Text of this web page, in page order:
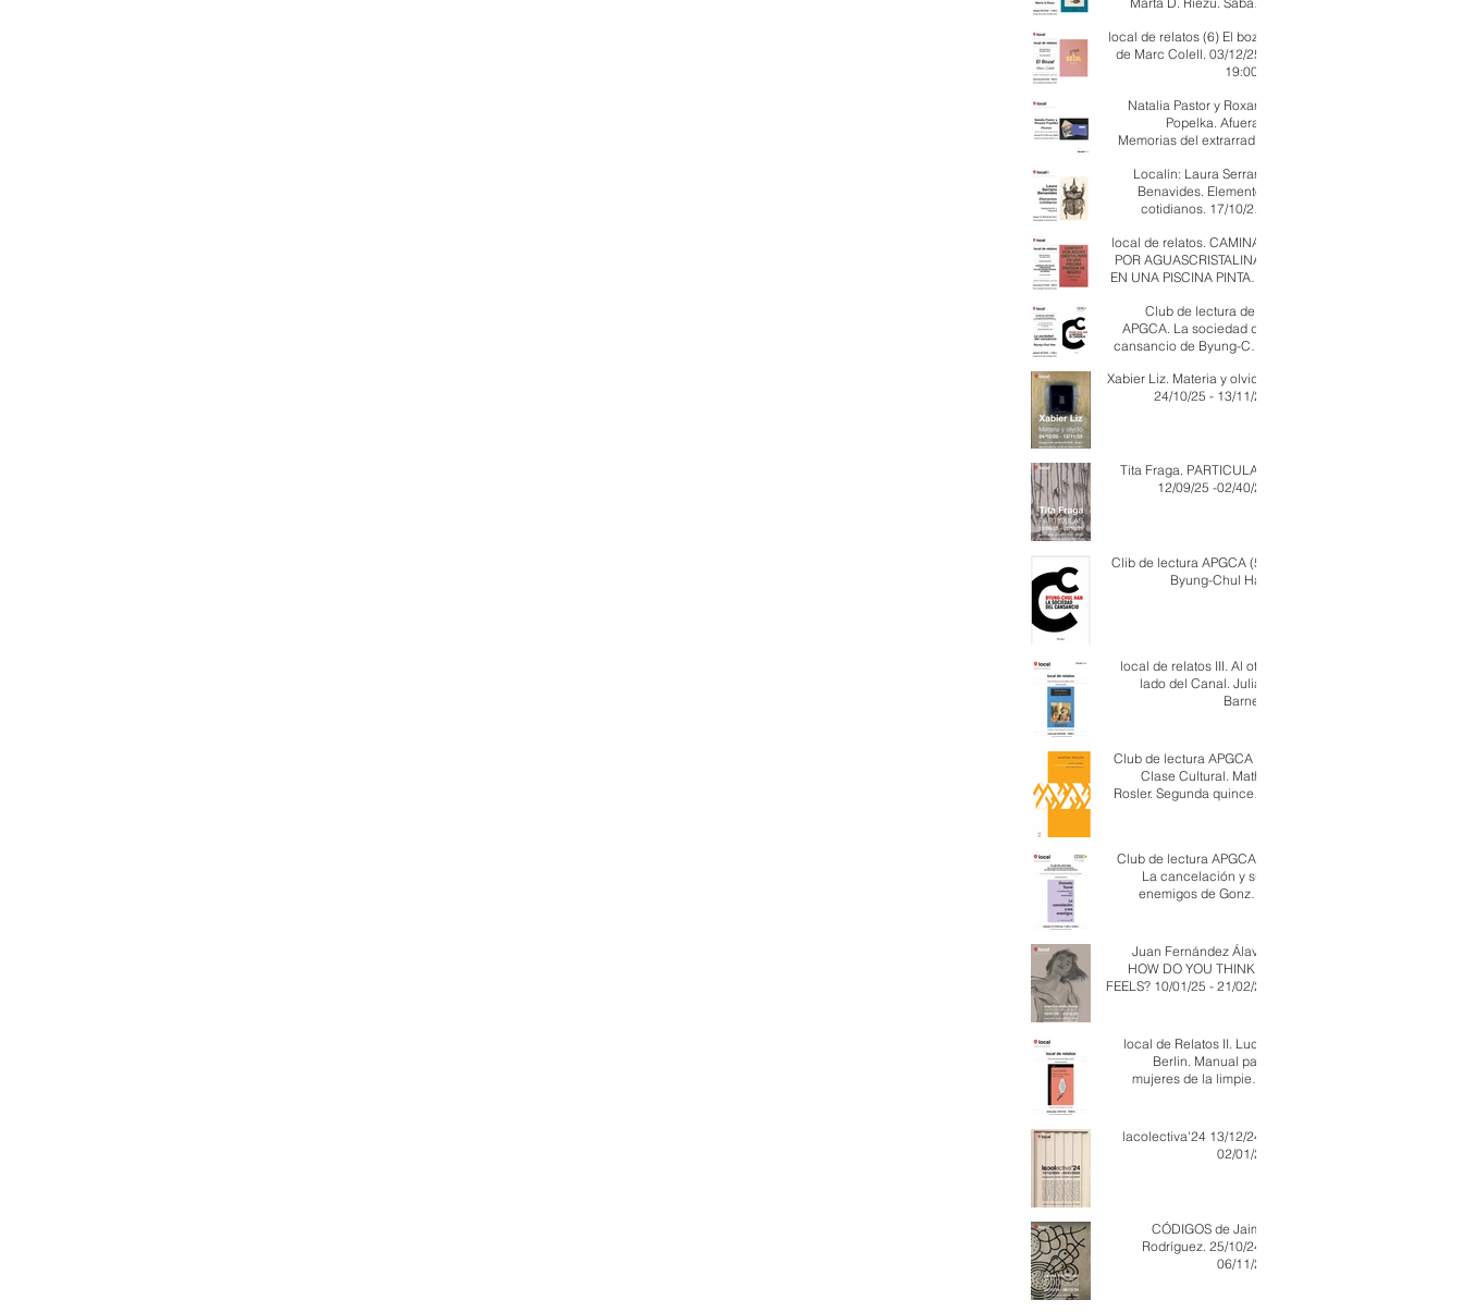
local de relatos (6) El bozal
de Marc Colell. 03/12/25 -
19:00 h
Natalia Pastor y Roxana
Popelka. Afueras.
Memorias del extrarradio.
Localín: Laura Serrano
Benavides. Elementos
cotidianos. 17/10/25 -
local de relatos. CAMINAR
POR AGUASCRISTALINAS
EN UNA PISCINA PINTADA
Club de lectura de la
APGCA. La sociedad del
cansancio de Byung-Chul
Xabier Liz. Materia y olvido.
24/10/25 - 13/11/25
Tita Fraga. PARTICULAS.
12/09/25 -02/40/25
Clib de lectura APGCA (5):
Byung-Chul Han
local de relatos III. Al otro
lado del Canal. Julian
Barnes.
Club de lectura APGCA III.
Clase Cultural. Matha
Rosler. Segunda quincena
Club de lectura APGCA II.
La cancelación y sus
enemigos de Gonzalo
Juan Fernández Álava.
HOW DO YOU THINK IT
FEELS? 10/01/25 - 21/02/25
local de Relatos II. Lucía
Berlin. Manual para
mujeres de la limpieza.
lacolectiva'24 13/12/24 -
02/01/25
CÓDIGOS de Jaime
Rodríguez. 25/10/24 -
06/11/24